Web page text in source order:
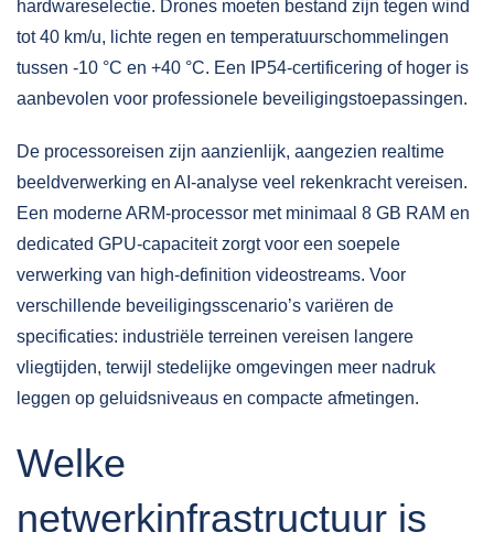
hardwareselectie. Drones moeten bestand zijn tegen wind
tot 40 km/u, lichte regen en temperatuurschommelingen
tussen -10 °C en +40 °C. Een IP54-certificering of hoger is
aanbevolen voor professionele beveiligingstoepassingen.
De processoreisen zijn aanzienlijk, aangezien realtime
beeldverwerking en AI-analyse veel rekenkracht vereisen.
Een moderne ARM-processor met minimaal 8 GB RAM en
dedicated GPU-capaciteit zorgt voor een soepele
verwerking van high-definition videostreams. Voor
verschillende beveiligingsscenario’s variëren de
specificaties: industriële terreinen vereisen langere
vliegtijden, terwijl stedelijke omgevingen meer nadruk
leggen op geluidsniveaus en compacte afmetingen.
Welke
netwerkinfrastructuur is